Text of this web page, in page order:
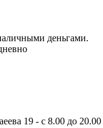
деньгами.
19 - с 8.00 до